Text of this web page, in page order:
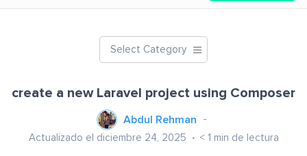
Select Category
create a new Laravel project using Composer
Abdul Rehman
Actualizado el diciembre 24, 2025 < 1 min de lectura